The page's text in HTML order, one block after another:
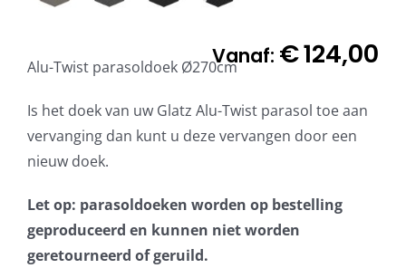
Vanaf: €124,00
Alu-Twist parasoldoek Ø270cm
Is het doek van uw Glatz Alu-Twist parasol toe aan
vervanging dan kunt u deze vervangen door een
nieuw doek.
Let op: parasoldoeken worden op bestelling
geproduceerd en kunnen niet worden
geretourneerd of geruild.